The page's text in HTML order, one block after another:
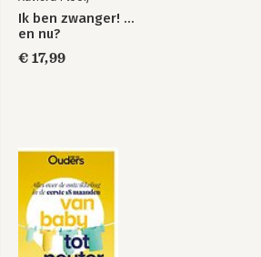
Ik ben zwanger! …
en nu?
€ 17,99